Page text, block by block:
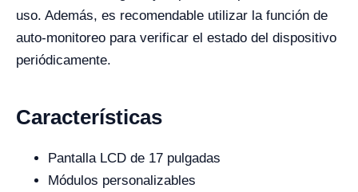
uso. Además, es recomendable utilizar la función de
auto-monitoreo para verificar el estado del dispositivo
periódicamente.
Características
Pantalla LCD de 17 pulgadas
Módulos personalizables